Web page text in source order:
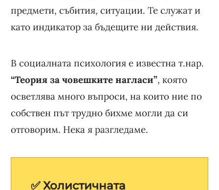
предмети, събития, ситуации. Те служат и
като индикатор за бъдещите ни действия.
В социалната психология е известна т.нар.
“Теория за човешките нагласи”, която
осветлява много въпроси, на които ние по
собствен път трудно бихме могли да си
отговорим. Нека я разгледаме.
✅ Холистичната